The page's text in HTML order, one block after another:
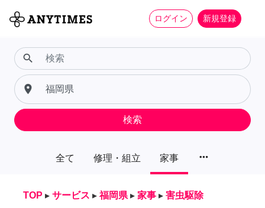
ログイン 新規登録
全て 修理・組立 家事 more_horiz
search
place
検索
TOP ▸ サービス ▸ 福岡県 ▸ 家事 ▸ 害虫駆除